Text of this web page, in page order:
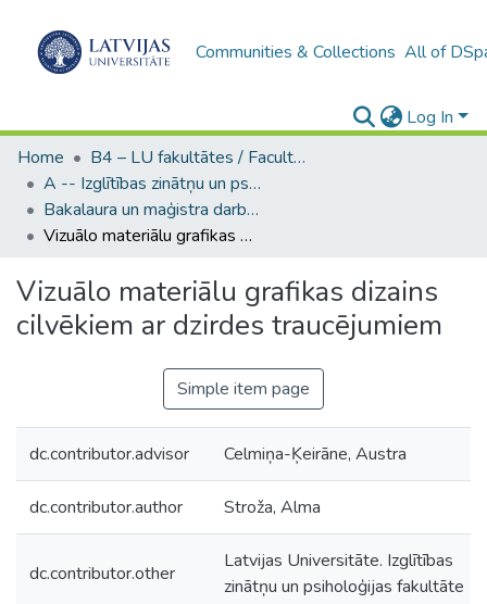
Communities & Collections All of
Log In
Home
B4 – LU fakultātes / Faculties of the UL
A -- Izglītības zinātņu un psiholoģijas fakultāte / Faculty of Education Sciences and Psychology
Bakalaura un maģistra darbi (PPMF) / Bachelor's and Master's theses
Vizuālo materiālu grafikas dizains cilvēkiem ar dzirdes traucējumiem
Vizuālo materiālu grafikas dizains
cilvēkiem ar dzirdes traucējumiem
Simple item page
dc.contributor.advisor Celmiņa-Ķeirāne, Austra
dc.contributor.author Stroža, Alma
dc.contributor.other
Latvijas Universitāte. Izglītības
zinātņu un psiholoģijas fakultāte